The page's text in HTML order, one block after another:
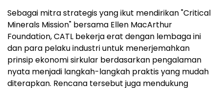
Sebagai mitra strategis yang ikut mendirikan "Critical
Minerals Mission" bersama Ellen MacArthur
Foundation, CATL bekerja erat dengan lembaga ini
dan para pelaku industri untuk menerjemahkan
prinsip ekonomi sirkular berdasarkan pengalaman
nyata menjadi langkah-langkah praktis yang mudah
diterapkan. Rencana tersebut juga mendukung